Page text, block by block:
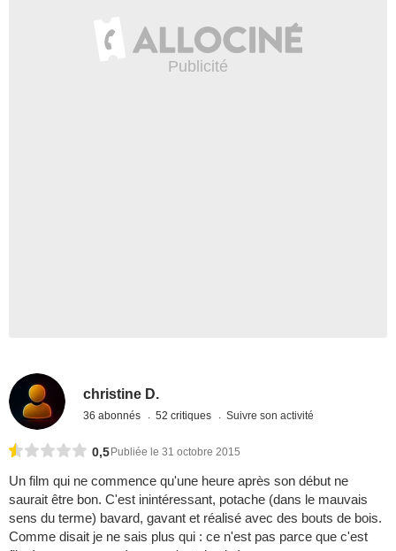
christine D.
36 abonnés 52 critiques Suivre son activité
0,5 Publiée le 31 octobre 2015
Un film qui ne commence qu'une heure après son début ne
saurait être bon. C'est inintéressant, potache (dans le mauvais
sens du terme) bavard, gavant et réalisé avec des bouts de bois.
Comme disait je ne sais plus qui : ce n'est pas parce que c'est